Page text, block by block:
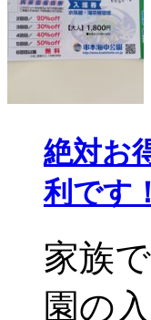
絶対お
利です！
家族
園の